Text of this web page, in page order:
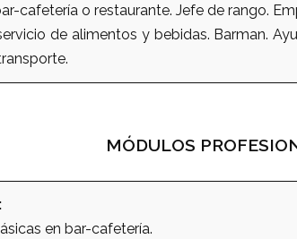
cafetería o restaurante. Jefe de rango.
de alimentos y bebidas. Barman.
MÓDULOS
en bar-cafetería.